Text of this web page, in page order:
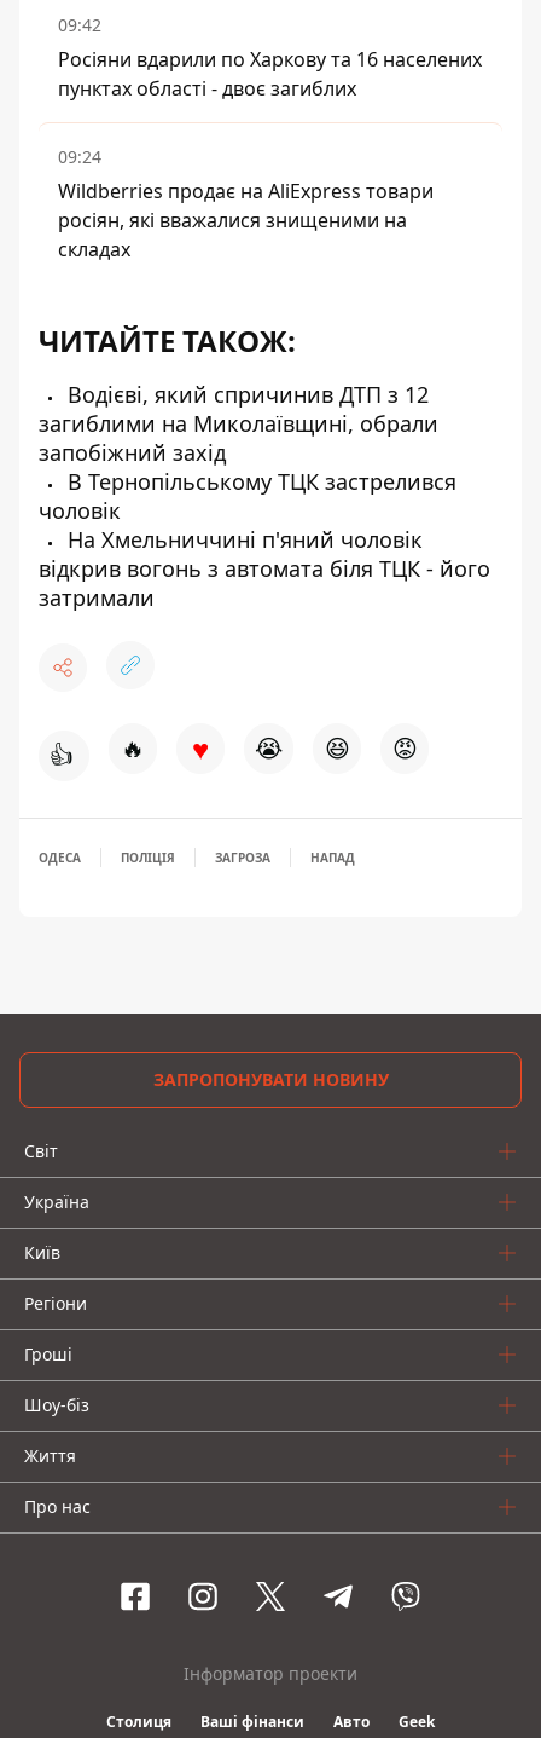
09:42
Росіяни вдарили по Харкову та 16 населених
пунктах області - двоє загиблих
09:24
Wildberries продає на AliExpress товари
росіян, які вважалися знищеними на
складах
ЧИТАЙТЕ ТАКОЖ:
Водієві, який спричинив ДТП з 12
загиблими на Миколаївщині, обрали
запобіжний захід
В Тернопільському ТЦК застрелився
чоловік
На Хмельниччині п'яний чоловік
відкрив вогонь з автомата біля ТЦК - його
затримали
👍 🔥 ♥ 😭 😆 😡
ОДЕСА ПОЛІЦІЯ ЗАГРОЗА НАПАД
ЗАПРОПОНУВАТИ НОВИНУ
Світ
Україна
Київ
Регіони
Гроші
Шоу-біз
Життя
Про нас
Інформатор проекти
Столиця Ваші фінанси Авто Geek